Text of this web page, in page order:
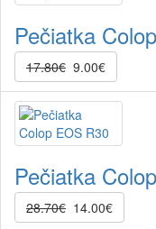
Pečiatka
17.80€ 9.00€
Pečiatka
28.70€ 14.00€